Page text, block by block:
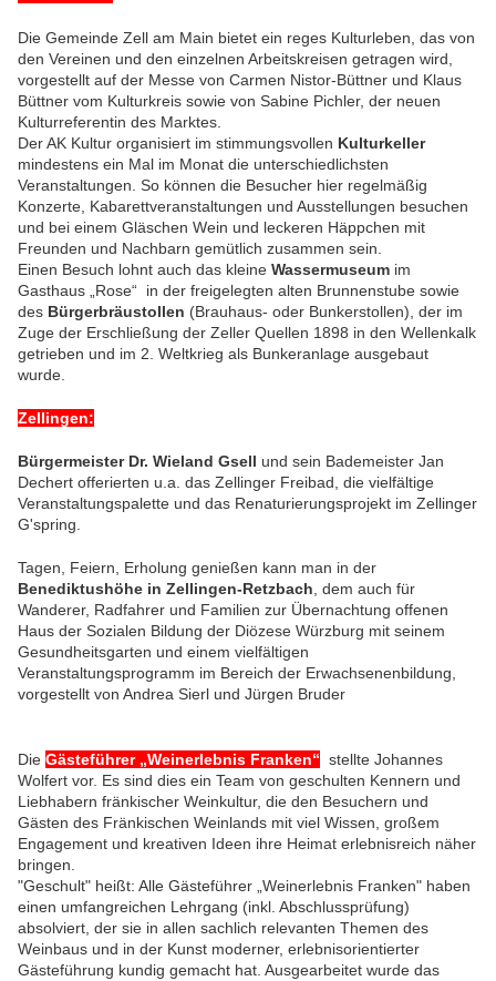
Die Gemeinde Zell am Main bietet ein reges Kulturleben, das von
den Vereinen und den einzelnen Arbeitskreisen getragen wird,
vorgestellt auf der Messe von Carmen Nistor-Büttner und Klaus
Büttner vom Kulturkreis sowie von Sabine Pichler, der neuen
Kulturreferentin des Marktes.
Der AK Kultur organisiert im stimmungsvollen Kulturkeller
mindestens ein Mal im Monat die unterschiedlichsten
Veranstaltungen. So können die Besucher hier regelmäßig
Konzerte, Kabarettveranstaltungen und Ausstellungen besuchen
und bei einem Gläschen Wein und leckeren Häppchen mit
Freunden und Nachbarn gemütlich zusammen sein.
Einen Besuch lohnt auch das kleine Wassermuseum im
Gasthaus „Rose“ in der freigelegten alten Brunnenstube sowie
des Bürgerbräustollen (Brauhaus- oder Bunkerstollen), der im
Zuge der Erschließung der Zeller Quellen 1898 in den Wellenkalk
getrieben und im 2. Weltkrieg als Bunkeranlage ausgebaut
wurde.
Zellingen:
Bürgermeister Dr. Wieland Gsell und sein Bademeister Jan
Dechert offerierten u.a. das Zellinger Freibad, die vielfältige
Veranstaltungspalette und das Renaturierungsprojekt im Zellinger
G'spring.
Tagen, Feiern, Erholung genießen kann man in der
Benediktushöhe in Zellingen-Retzbach, dem auch für
Wanderer, Radfahrer und Familien zur Übernachtung offenen
Haus der Sozialen Bildung der Diözese Würzburg mit seinem
Gesundheitsgarten und einem vielfältigen
Veranstaltungsprogramm im Bereich der Erwachsenenbildung,
vorgestellt von Andrea Sierl und Jürgen Bruder
Die Gästeführer „Weinerlebnis Franken“ stellte Johannes
Wolfert vor. Es sind dies ein Team von geschulten Kennern und
Liebhabern fränkischer Weinkultur, die den Besuchern und
Gästen des Fränkischen Weinlands mit viel Wissen, großem
Engagement und kreativen Ideen ihre Heimat erlebnisreich näher
bringen.
"Geschult" heißt: Alle Gästeführer „Weinerlebnis Franken" haben
einen umfangreichen Lehrgang (inkl. Abschlussprüfung)
absolviert, der sie in allen sachlich relevanten Themen des
Weinbaus und in der Kunst moderner, erlebnisorientierter
Gästeführung kundig gemacht hat. Ausgearbeitet wurde das